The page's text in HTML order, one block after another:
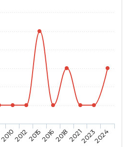
20102012201520162018202120232024